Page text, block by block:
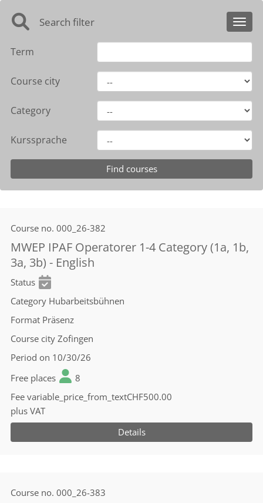
Search filter
Term
Course city
Category
Kurssprache
Course no. 000_26-382
MWEP IPAF Operatorer 1-4 Category (1a, 1b,
3a, 3b) - English
Status
Category Hubarbeitsbühnen
Format Präsenz
Course city Zofingen
Period on 10/30/26
Free places
8
Fee variable_price_from_textCHF500.00
plus VAT
Details
Course no. 000_26-383